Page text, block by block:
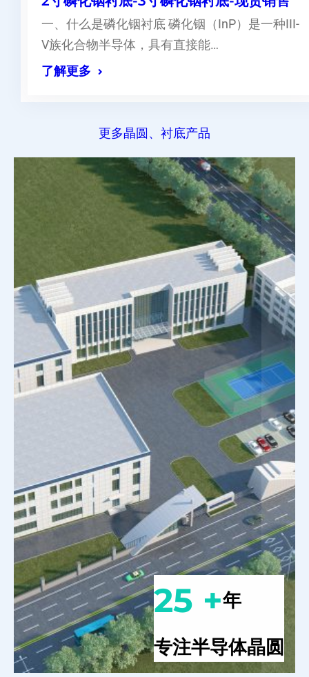
一、什么是磷化铟衬底 磷化铟（InP）是一种III-
V族化合物半导体，具有直接能…
了解更多
更多晶圆、衬底产品
25 +年
专注半导体晶圆